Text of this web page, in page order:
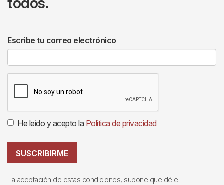
Escribe tu correo electrónico
He leído y acepto la Política de privacidad
SUSCRIBIRME
La aceptación de estas condiciones, supone que dé el